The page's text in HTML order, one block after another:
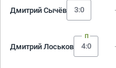
Дмитрий Сычёв 3:0
Дмитрий Лоськов 4:0